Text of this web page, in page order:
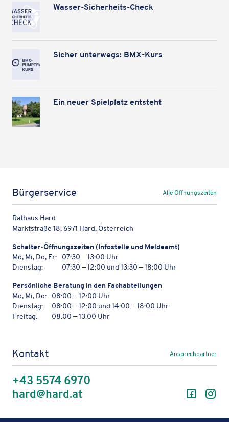
Wasser-Sicher­heits-Check
Sicher unter­wegs: BMX-Kurs
Ein neuer Spiel­platz entsteht
Bürgerservice Alle Öffnungszeiten
Rathaus Hard
Marktstraße 18, 6971 Hard, Österreich
Schal­ter-Öffnungs­zei­ten (Info­stelle und Meldeamt)
Mo, Mi, Do, Fr:
07:30 — 13:00 Uhr
Dienstag:
07:30 — 12:00 und 13:30 — 18:00 Uhr
Persön­li­che Bera­tung in den Fachabteilungen
Mo, Mi, Do:
08:00 — 12:00 Uhr
Dienstag:
08:00 — 12:00 und 14:00 — 18:00 Uhr
Freitag:
08:00 — 13:00 Uhr
Kontakt Ansprechpartner
+43 5574 6970
hard@hard.at